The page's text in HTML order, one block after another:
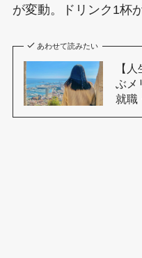
が変動。ドリンク1杯
あわせて読みたい
【
ぶメ
就職